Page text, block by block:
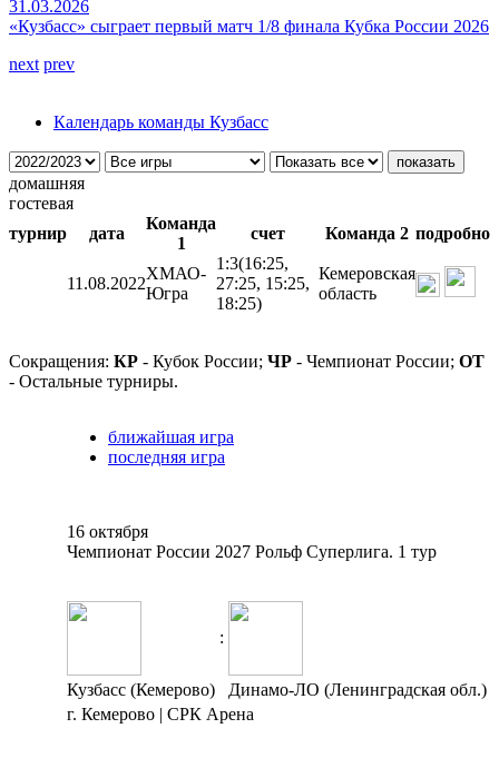
31.03.2026
«Кузбасс» сыграет первый матч 1/8 финала Кубка России 2026
next prev
Календарь команды Кузбасс
домашняя
гостевая
турнир
дата
Команда
1
счет Команда 2 подробно
11.08.2022
ХМАО-
Югра
1:3(16:25,
27:25, 15:25,
18:25)
Кемеровская
область
Сокращения: КР - Кубок России; ЧР - Чемпионат России; ОТ
- Остальные турниры.
ближайшая игра
последняя игра
16 октября
Чемпионат России 2027 Рольф Суперлига. 1 тур
:
Кузбасс (Кемерово)
Динамо-ЛО (Ленинградская обл.)
г. Кемерово | СРК Арена